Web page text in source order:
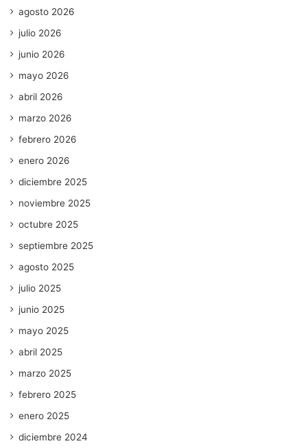
agosto 2026
julio 2026
junio 2026
mayo 2026
abril 2026
marzo 2026
febrero 2026
enero 2026
diciembre 2025
noviembre 2025
octubre 2025
septiembre 2025
agosto 2025
julio 2025
junio 2025
mayo 2025
abril 2025
marzo 2025
febrero 2025
enero 2025
diciembre 2024